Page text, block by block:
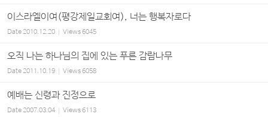
이스라엘이여(평강제일교회여), 너는 행복자로다
Date2010.12.20 Views6045
오직 나는 하나님의 집에 있는 푸른 감람나무
Date2011.10.19 Views6058
예배는 신령과 진정으로
Date2007.03.04 Views6113